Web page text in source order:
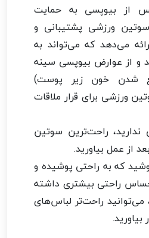
از بیوپسی به حمایت
سوتین ورزشی پشتیبانی و
می‌دهد که می‌تواند به
و از عوارض بیوپسی سینه
شدن خون زیر پوست)
ورزشی برای قرار ملاقات
راحت‌ترین سوتین
از عمل بیاورید.
که به راحتی پوشیده و
راحتی بیشتری داشته
می‌توانید راحت‌تر لباس‌های
بیاورید.